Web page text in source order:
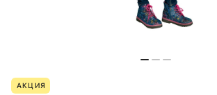
АКЦИЯ